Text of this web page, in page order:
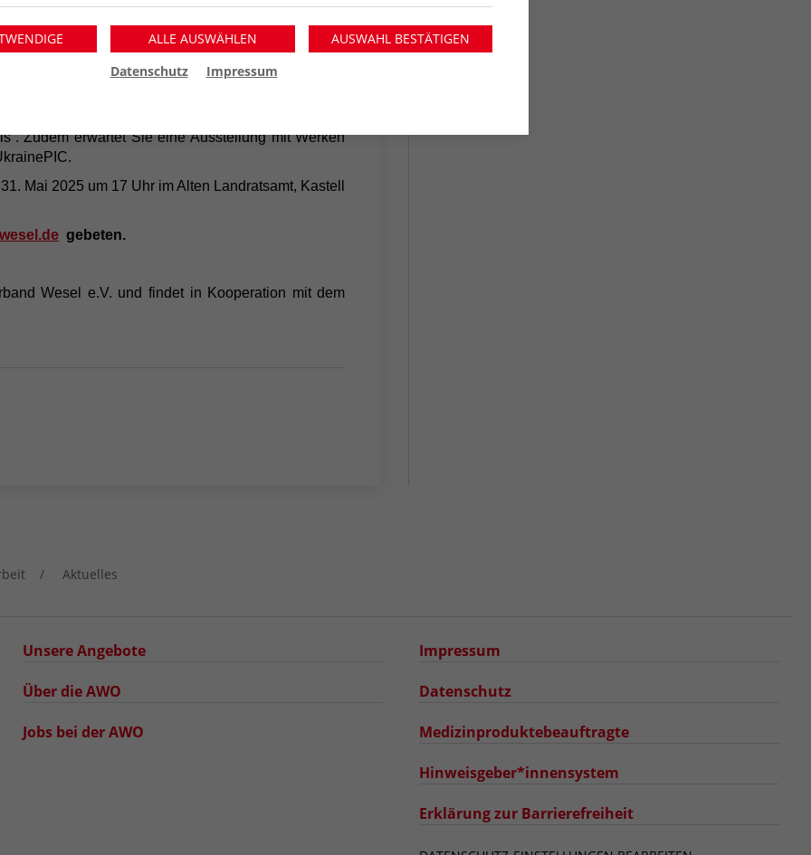
wohnen, schenken Ihnen
Poesie, sie werden Neues über ukrainische
ist zweisprachig, in Ukrainisch und Deutsch.
Frauenchors „Synergie“, der Jugendband „White
Zudem erwartet Sie eine Ausstellung mit Werken
Mai 2025 um 17 Uhr im Alten Landratsamt, Kastell
gebeten.
Wesel e.V. und findet in Kooperation mit dem
Aktuelles
Unsere Angebote
Über die AWO
Jobs bei der AWO
Impressum
Datenschutz
Medizinproduktebeauftragte
Hinweisgeber*innensystem
Erklärung zur Barrierefreiheit
ALLE AUSWÄHLEN
AUSWAHL BESTÄTIGEN
Datenschutz
Impressum